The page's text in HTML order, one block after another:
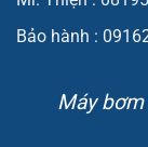
Bảo hành :
Máy